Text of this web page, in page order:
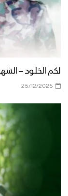
لكم الخلود –
25/12/2025